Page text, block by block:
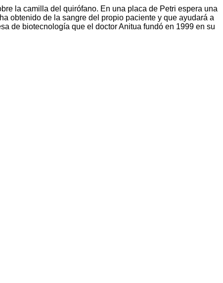
la camilla del quirófano. En una placa de Petri espera una
obtenido de la sangre del propio paciente y que ayudará a
de biotecnología que el doctor Anitua fundó en 1999 en su